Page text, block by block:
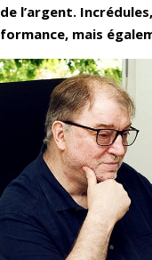
l’argent.
mais